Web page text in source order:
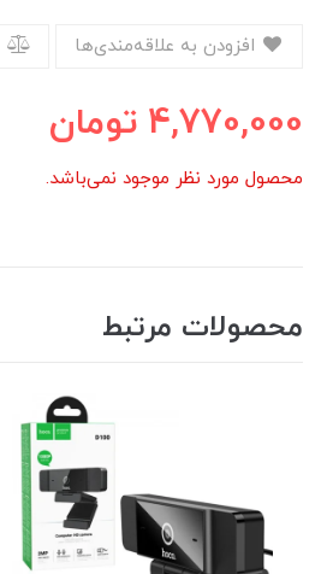
4,770,000 تومان
محصول مورد نظر موجود نمی‌باشد.
محصولات مرتبط